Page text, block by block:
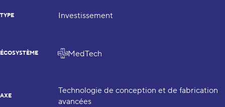
TYPE Investissement
ÉCOSYSTÈME MedTech
AXE
Technologie de conception et de fabrication
avancées